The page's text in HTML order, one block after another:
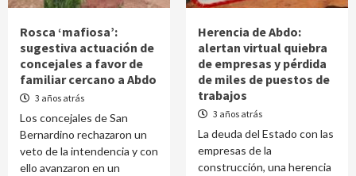
Rosca ‘mafiosa’:
sugestiva actuación de
concejales a favor de
familiar cercano a Abdo
3 años atrás
Los concejales de San
Bernardino rechazaron un
veto de la intendencia y con
ello avanzaron en un
Herencia de Abdo:
alertan virtual quiebra
de empresas y pérdida
de miles de puestos de
trabajos
3 años atrás
La deuda del Estado con las
empresas de la
construcción, una herencia